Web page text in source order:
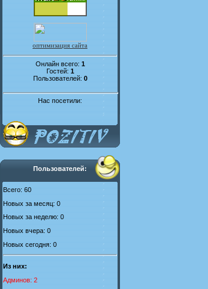
оптимизация сайта
Онлайн всего: 1
Гостей: 1
Пользователей: 0
Нас посетили:
Пользователей:
Всего: 60
Новых за месяц: 0
Новых за неделю: 0
Новых вчера: 0
Новых сегодня: 0
Из них:
Админов: 2